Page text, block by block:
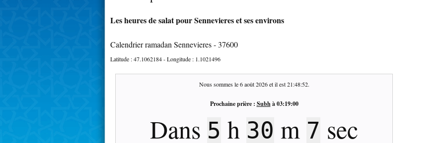
Les heures de salat pour Sennevieres et ses environs
Calendrier ramadan Sennevieres - 37600
Latitude :47.1062184- Longitude : 1.1021496
Nous sommes le6 août 2026et il est21:48:53.
Prochaine prière : Subhà03:19:00
Dans 5 h 30 m 6 sec